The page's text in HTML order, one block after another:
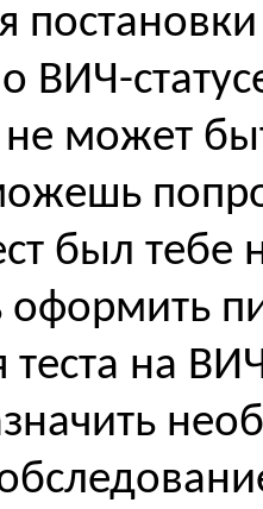
ВИЧ-
может
был тебе
на